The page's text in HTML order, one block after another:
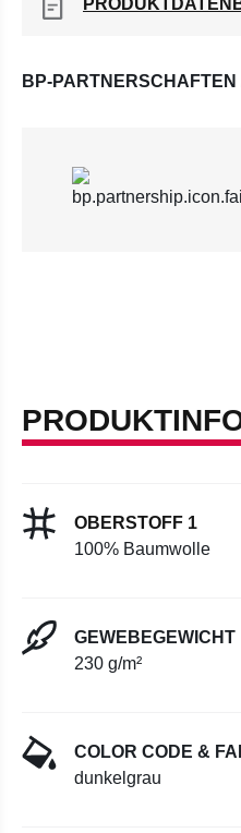
BP-
OBERSTOFF 1
100% Baumwolle
GEWEBEGEWICHT
230 g/m²
COLOR CODE &
dunkelgrau